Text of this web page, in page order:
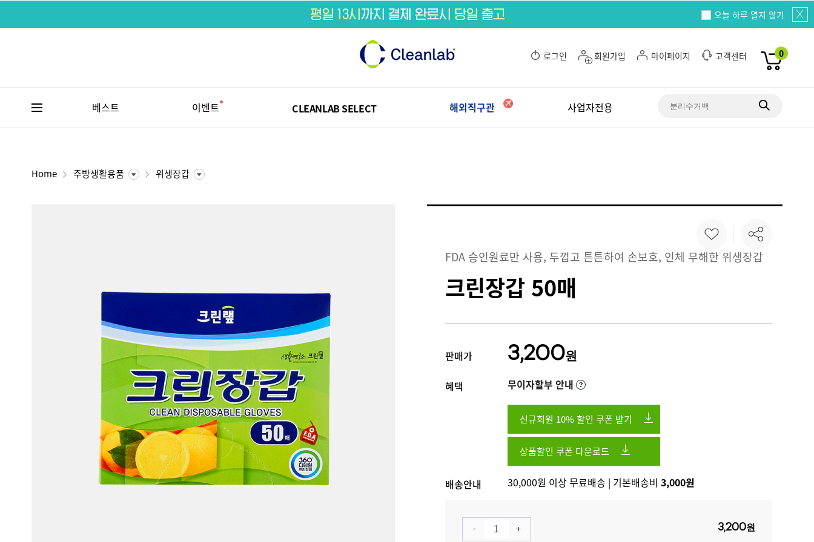
오늘 하루 열지 않기
로그인 회원가입 마이페이지 고객센터 0
베스트 이벤트
CLEANLAB SELECT
해외직구관 사업자전용
Home 주방생활용품 위생장갑
FDA 승인원료만 사용, 두껍고 튼튼하여 손보호, 인체 무해한 위생장갑
크린장갑 50매
판매가 3,200원
혜택
무이자할부 안내
신규회원 10% 할인 쿠폰 받기
상품할인 쿠폰 다운로드
배송안내 30,000원 이상 무료배송 | 기본배송비 3,000원
- + 3,200원